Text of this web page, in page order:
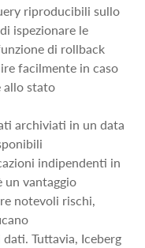
riproducibili sullo
ispezionare le
di rollback
facilmente in caso
allo stato
archiviati in un data
indipendenti in
un vantaggio
notevoli rischi,
Tuttavia, Iceberg